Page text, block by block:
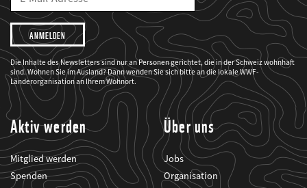
Adresse
Ich
möchte,
dass
der
WWF
mich
über
seine
Projekte
informiert.
Die Inhalte des Newsletters sind nur an Personen gerichtet, die in der Schweiz wohnhaft
sind. Wohnen Sie im Ausland? Dann wenden Sie sich bitte an die lokale WWF-
Länderorganisation an Ihrem Wohnort.
Aktiv werden
Mitglied werden
Spenden
Über uns
Jobs
Organisation